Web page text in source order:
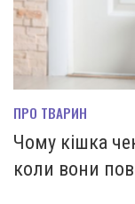
ПРО ТВАРИН
Чому кішка
коли вони